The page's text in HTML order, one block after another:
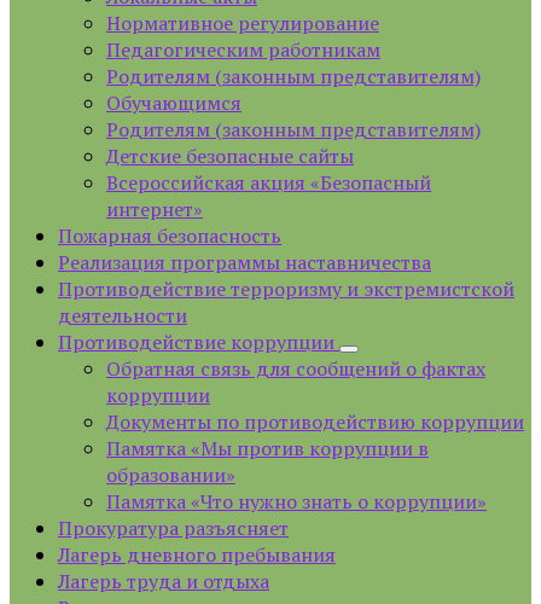
Нормативное регулирование
Педагогическим работникам
Родителям (законным представителям)
Обучающимся
Родителям (законным представителям)
Детские безопасные сайты
Всероссийская акция «Безопасный
интернет»
Пожарная безопасность
Реализация программы наставничества
Противодействие терроризму и экстремистской
деятельности
Противодействие коррупции
Обратная связь для сообщений о фактах
коррупции
Документы по противодействию коррупции
Памятка «Мы против коррупции в
образовании»
Памятка «Что нужно знать о коррупции»
Прокуратура разъясняет
Лагерь дневного пребывания
Лагерь труда и отдыха